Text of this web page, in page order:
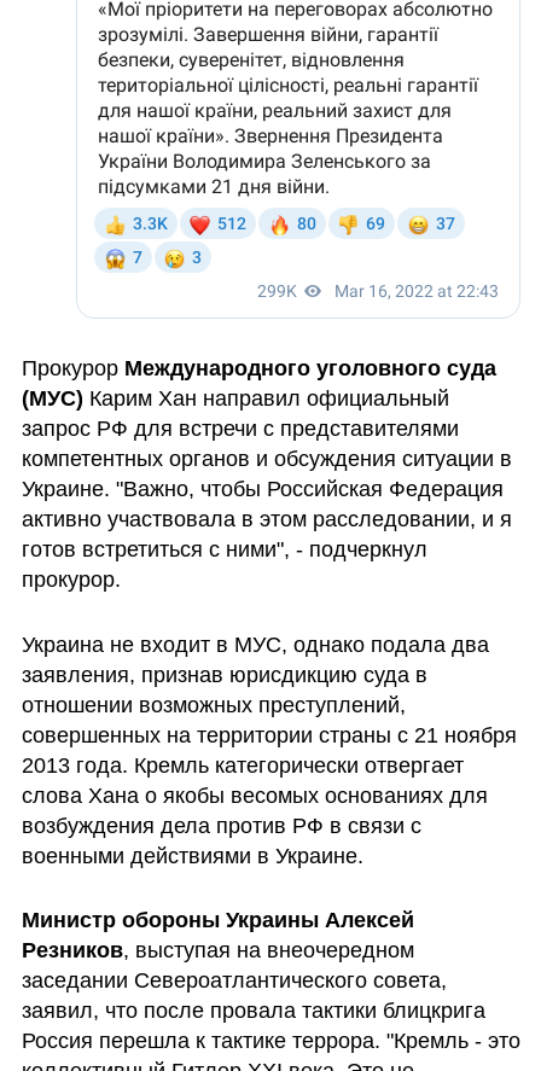
Прокурор Международного уголовного суда
(МУС) Карим Хан направил официальный
запрос РФ для встречи с представителями
компетентных органов и обсуждения ситуации в
Украине. "Важно, чтобы Российская Федерация
активно участвовала в этом расследовании, и я
готов встретиться с ними", - подчеркнул
прокурор.
Украина не входит в МУС, однако подала два
заявления, признав юрисдикцию суда в
отношении возможных преступлений,
совершенных на территории страны с 21 ноября
2013 года. Кремль категорически отвергает
слова Хана о якобы весомых основаниях для
возбуждения дела против РФ в связи с
военными действиями в Украине.
Министр обороны Украины Алексей
Резников, выступая на внеочередном
заседании Североатлантического совета,
заявил, что после провала тактики блицкрига
Россия перешла к тактике террора. "Кремль - это